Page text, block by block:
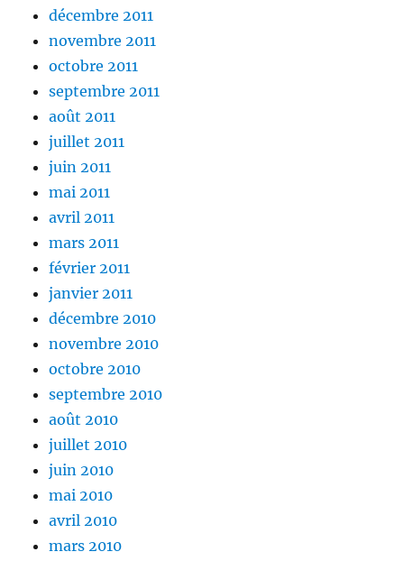
décembre 2011
novembre 2011
octobre 2011
septembre 2011
août 2011
juillet 2011
juin 2011
mai 2011
avril 2011
mars 2011
février 2011
janvier 2011
décembre 2010
novembre 2010
octobre 2010
septembre 2010
août 2010
juillet 2010
juin 2010
mai 2010
avril 2010
mars 2010